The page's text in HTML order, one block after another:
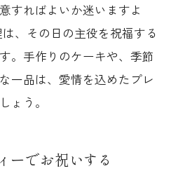
すればよいか迷いますよ
、その日の主役を祝福する
。手作りのケーキや、季節
一品は、愛情を込めたプレ
ょう。
ーでお祝いする